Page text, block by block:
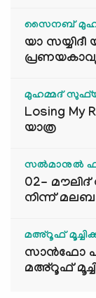
സൈനബ്
യാ
മുഹമ്മദ്
Losing My
യാത്ര
സൽമാനുൽ
02-
നിന്ന്
മഅ്റൂഫ്
സാൻഫോ
മഅ്റൂഫ്